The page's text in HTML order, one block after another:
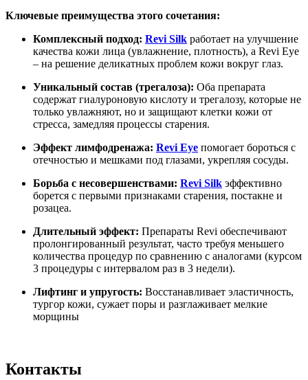
Ключевые преимущества этого сочетания:
Комплексный подход: Revi Silk работает на улучшение
качества кожи лица (увлажнение, плотность), а Revi Eye
– на решение деликатных проблем кожи вокруг глаз.
Уникальный состав (трегалоза): Оба препарата
содержат гиалуроновую кислоту и трегалозу, которые не
только увлажняют, но и защищают клетки кожи от
стресса, замедляя процессы старения.
Эффект лимфодренажа: Revi Eye помогает бороться с
отечностью и мешками под глазами, укрепляя сосуды.
Борьба с несовершенствами: Revi Silk эффективно
борется с первыми признаками старения, постакне и
розацеа.
Длительный эффект: Препараты Revi обеспечивают
пролонгированный результат, часто требуя меньшего
количества процедур по сравнению с аналогами (курсом
3 процедуры с интервалом раз в 3 недели).
Лифтинг и упругость: Восстанавливает эластичность,
тургор кожи, сужает поры и разглаживает мелкие
морщины
Контакты